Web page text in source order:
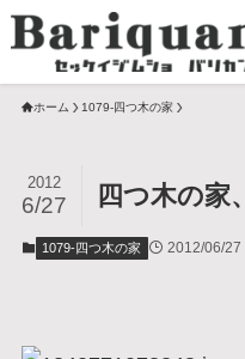
ホーム 1079-四つ木の家
四つ木の家
2012
6/27
1079-四つ木の家 2012/06/27